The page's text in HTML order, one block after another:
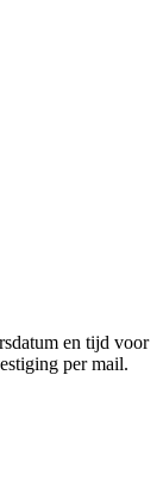
en tijd voor
per mail.